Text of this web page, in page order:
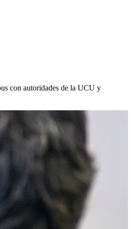
con autoridades de la UCU y